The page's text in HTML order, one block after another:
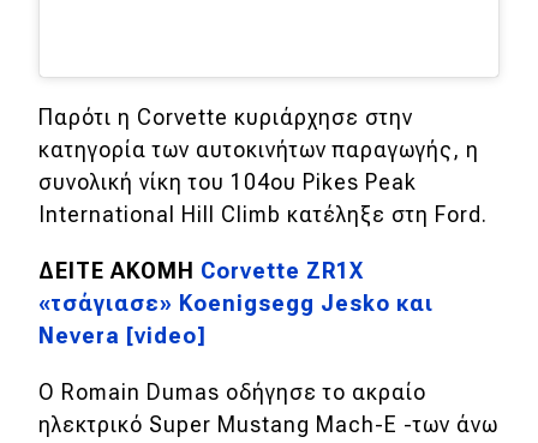
Παρότι η Corvette κυριάρχησε στην
κατηγορία των αυτοκινήτων παραγωγής, η
συνολική νίκη του 104ου Pikes Peak
International Hill Climb κατέληξε στη Ford.
ΔΕΙΤΕ ΑΚΟΜΗ Corvette ZR1X
«τσάγιασε» Koenigsegg Jesko και
Nevera [video]
Ο Romain Dumas οδήγησε το ακραίο
ηλεκτρικό Super Mustang Mach-E -των άνω